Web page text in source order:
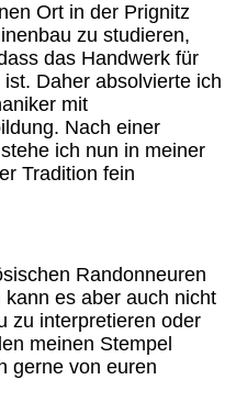
Ort in der Prignitz
zu studieren,
das Handwerk für
Daher absolvierte ich
mit
Nach einer
ich nun in meiner
Tradition fein
Randonneuren
es aber auch nicht
zu interpretieren oder
meinen Stempel
gerne von euren